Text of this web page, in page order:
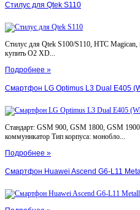
Стилус для Qtek S110
Стилус для Qtek S100/S110, HTC Magican,
купить O2 XD...
Подробнее »
Смартфон LG Optimus L3 Dual E405
Стандарт: GSM 900, GSM 1800, GSM
коммуникатор Тип корпуса: монобло...
Подробнее »
Смартфон Huawei Ascend G6-L11